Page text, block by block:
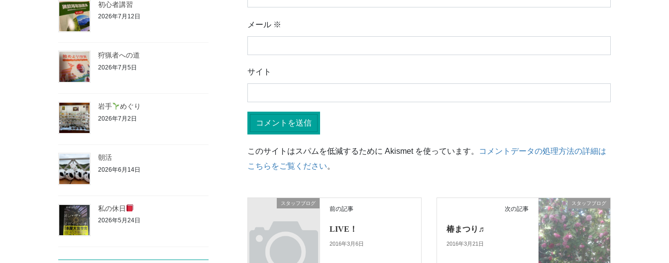
メール ※
サイト
このサイトはスパムを低減するために Akismet を使っています。
コメントデータの処理方法の詳細は
こちらをご覧ください。
スタッフブログ
前の記事
LIVE！
2016年3月6日
スタッフブログ
次の記事
椿まつり♬
2016年3月21日
初心者講習
2026年7月12日
狩猟者への道
2026年7月5日
岩手 めぐり
2026年7月2日
朝活
2026年6月14日
私の休日
2026年5月24日